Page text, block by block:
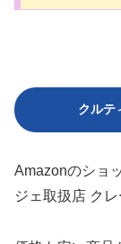
クルテ
Amazonのショ
ジェ取扱店 ク